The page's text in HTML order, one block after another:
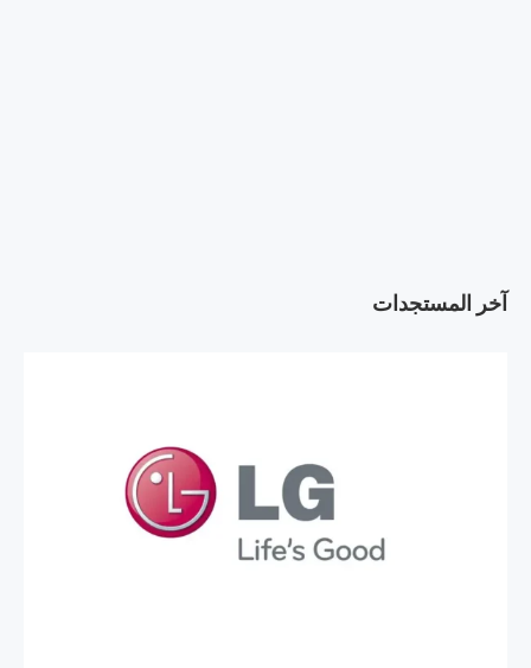
آخر المستجدات